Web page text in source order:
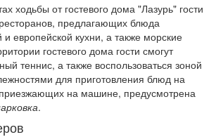
ходьбы от гостевого дома "Лазурь" гости
предлагающих блюда
и европейской кухни, а также морские
гостевого дома гости смогут
теннис, а также воспользоваться зоной
для приготовления блюд на
приезжающих на машине, предусмотрена
.